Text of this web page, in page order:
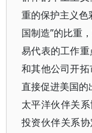
重的保护主义色
国制造”的比重
易代表的工作
和其他公司开
直接促进美国的
太平洋伙伴关
投资伙伴关系